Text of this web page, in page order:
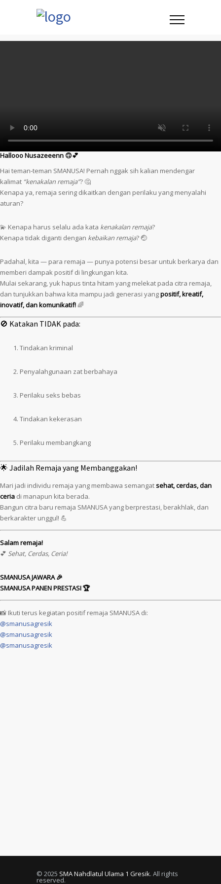
Hallooo Nusazeeenn 🙃💕
Hai teman-teman SMANUSA! Pernah nggak sih kalian mendengar
kalimat “kenakalan remaja”? 🤔
Kenapa ya, remaja sering dikaitkan dengan perilaku yang menyalahi
aturan?
💫 Kenapa harus selalu ada kata kenakalan remaja?
Kenapa tidak diganti dengan kebaikan remaja? 🤕
Padahal, kita — para remaja — punya potensi besar untuk berkarya dan
memberi dampak positif di lingkungan kita.
Mulai sekarang, yuk hapus tinta hitam yang melekat pada citra remaja,
dan tunjukkan bahwa kita mampu jadi generasi yangpositif, kreatif,
inovatif, dan komunikatif!🌈
🚫 Katakan TIDAK pada:
Tindakan kriminal
Penyalahgunaan zat berbahaya
Perilaku seks bebas
Tindakan kekerasan
Perilaku membangkang
🌟 Jadilah Remaja yang Membanggakan!
Mari jadi individu remaja yang membawa semangatsehat, cerdas, dan
ceria di manapun kita berada.
Bangun citra baru remaja SMANUSA yang berprestasi, berakhlak, dan
berkarakter unggul! 💪
Salam remaja!
💕 Sehat, Cerdas, Ceria!
SMANUSA JAWARA 🎉
SMANUSA PANEN PRESTASI 🏆
📸 Ikuti terus kegiatan positif remaja SMANUSA di:
@smanusagresik
@smanusagresik
@smanusagresik
© 2025 SMA Nahdlatul Ulama 1 Gresik. All rights
reserved.